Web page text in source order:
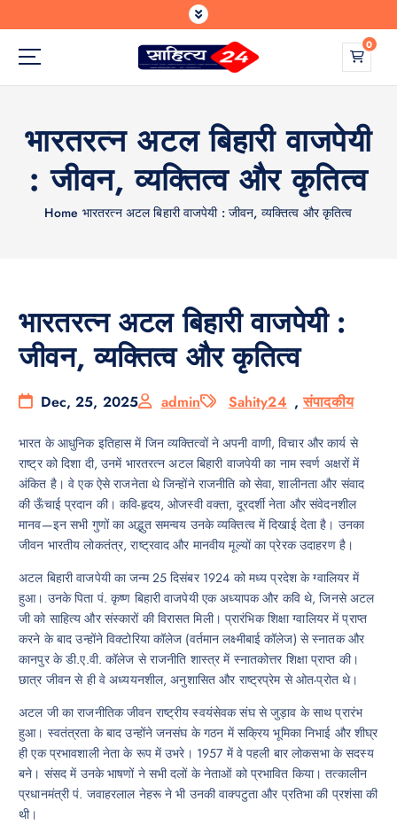
k
t
Where Every Writer Finds a Voice
0
भारतरत्न अटल बिहारी वाजपेयी
: जीवन, व्यक्तित्व और कृतित्व
Home भारतरत्न अटल बिहारी वाजपेयी : जीवन, व्यक्तित्व और कृतित्व
भारतरत्न अटल बिहारी वाजपेयी :
जीवन, व्यक्तित्व और कृतित्व
Dec, 25, 2025 admin Sahity24 ,संपादकीय
भारत के आधुनिक इतिहास में जिन व्यक्तित्वों ने अपनी वाणी, विचार और कार्य से
राष्ट्र को दिशा दी, उनमें भारतरत्न अटल बिहारी वाजपेयी का नाम स्वर्ण अक्षरों में
अंकित है। वे एक ऐसे राजनेता थे जिन्होंने राजनीति को सेवा, शालीनता और संवाद
की ऊँचाई प्रदान की। कवि-हृदय, ओजस्वी वक्ता, दूरदर्शी नेता और संवेदनशील
मानव—इन सभी गुणों का अद्भुत समन्वय उनके व्यक्तित्व में दिखाई देता है। उनका
जीवन भारतीय लोकतंत्र, राष्ट्रवाद और मानवीय मूल्यों का प्रेरक उदाहरण है।
अटल बिहारी वाजपेयी का जन्म 25 दिसंबर 1924 को मध्य प्रदेश के ग्वालियर में
हुआ। उनके पिता पं. कृष्ण बिहारी वाजपेयी एक अध्यापक और कवि थे, जिनसे अटल
जी को साहित्य और संस्कारों की विरासत मिली। प्रारंभिक शिक्षा ग्वालियर में प्राप्त
करने के बाद उन्होंने विक्टोरिया कॉलेज (वर्तमान लक्ष्मीबाई कॉलेज) से स्नातक और
कानपुर के डी.ए.वी. कॉलेज से राजनीति शास्त्र में स्नातकोत्तर शिक्षा प्राप्त की।
छात्र जीवन से ही वे अध्ययनशील, अनुशासित और राष्ट्रप्रेम से ओत-प्रोत थे।
अटल जी का राजनीतिक जीवन राष्ट्रीय स्वयंसेवक संघ से जुड़ाव के साथ प्रारंभ
हुआ। स्वतंत्रता के बाद उन्होंने जनसंघ के गठन में सक्रिय भूमिका निभाई और शीघ्र
ही एक प्रभावशाली नेता के रूप में उभरे। 1957 में वे पहली बार लोकसभा के सदस्य
बने। संसद में उनके भाषणों ने सभी दलों के नेताओं को प्रभावित किया। तत्कालीन
प्रधानमंत्री पं. जवाहरलाल नेहरू ने भी उनकी वाक्पटुता और प्रतिभा की प्रशंसा की
थी।